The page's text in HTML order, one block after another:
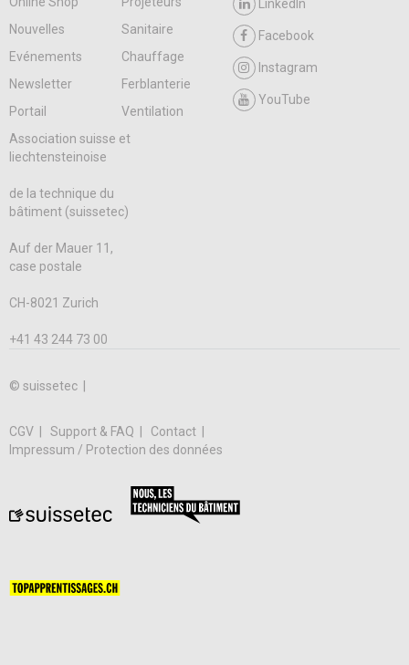
Nouvelles
Sanitaire
Evénements
Chauffage
Newsletter
Ferblanterie
Portail
Ventilation
LinkedIn
Facebook
Instagram
YouTube
Association suisse et
liechtensteinoise
de la technique du
bâtiment (suissetec)
Auf der Mauer 11,
case postale
CH-8021 Zurich
+41 43 244 73 00
© suissetec |
CGV Support & FAQ
Contact
Impressum / Protection des données